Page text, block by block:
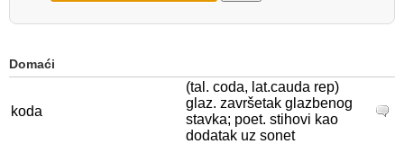
Domaći
koda
(tal. coda, lat.cauda rep)
glaz. završetak glazbenog
stavka; poet. stihovi kao
dodatak uz sonet